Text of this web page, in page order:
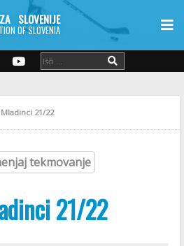
SLOVENIJE
OF SLOVENIA
Mladinci 21/22
tekmovanje
21/22